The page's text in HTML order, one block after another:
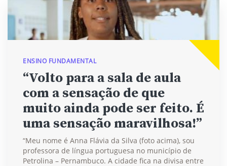
ENSINO FUNDAMENTAL
“Volto para a sala de aula
com a sensação de que
muito ainda pode ser feito. É
uma sensação maravilhosa!”
“Meu nome é Anna Flávia da Silva (foto acima), sou
professora de língua portuguesa no município de
Petrolina – Pernambuco. A cidade fica na divisa entre